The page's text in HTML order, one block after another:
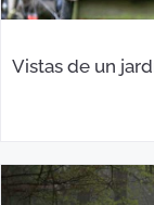
Vistas de un